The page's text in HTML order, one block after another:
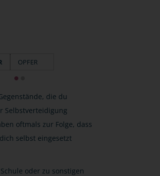
OPFER
die du
Selbstverteidigung
oftmals zur Folge, dass
selbst eingesetzt
oder zu sonstigen